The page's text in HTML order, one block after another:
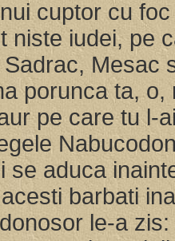
cuptor cu
niste iudei, pe
Mesac
porunca ta,
pe care tu l-
se aduca
barbati
le-a